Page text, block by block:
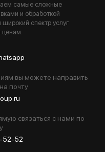
самые сложные
и обработкой
спектр услуг
ценам.
вы можете направить
почту
связаться с нами по
52-52